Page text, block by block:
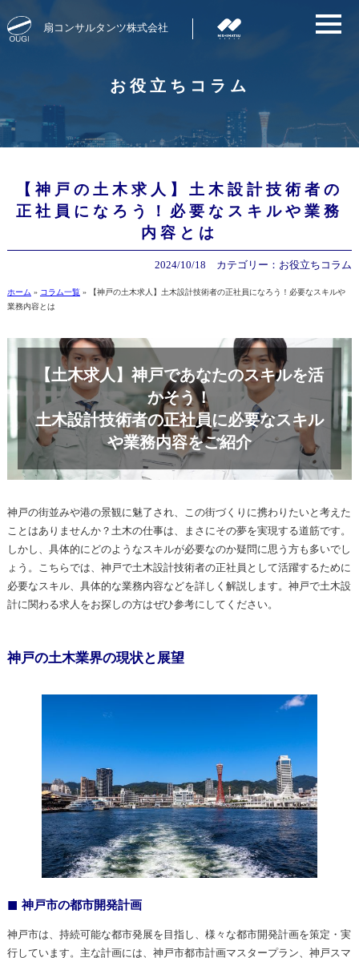
扇コンサルタンツ株式会社
お役立ちコラム
【神戸の土木求人】土木設計技術者の
正社員になろう！必要なスキルや業務
内容とは
2024/10/18 カテゴリー： お役立ちコラム
ホーム » コラム一覧»
【神戸の土木求人】土木設計技術者の正社員になろう！必要なスキルや
業務内容とは
【土木求人】神戸であなたのスキルを活
かそう！
土木設計技術者の正社員に必要なスキル
や業務内容をご紹介
神戸の街並みや港の景観に魅了され、この街づくりに携わりたいと考えた
ことはありませんか？土木の仕事は、まさにその夢を実現する道筋です。
しかし、具体的にどのようなスキルが必要なのか疑問に思う方も多いでし
ょう。こちらでは、神戸で土木設計技術者の正社員として活躍するために
必要なスキル、具体的な業務内容などを詳しく解説します。神戸で土木設
計に関わる求人をお探しの方はぜひ参考にしてください。
神戸の土木業界の現状と展望
神戸市の都市開発計画
神戸市は、持続可能な都市発展を目指し、様々な都市開発計画を策定・実
行しています。主な計画には、神戸市都市計画マスタープラン、神戸スマ